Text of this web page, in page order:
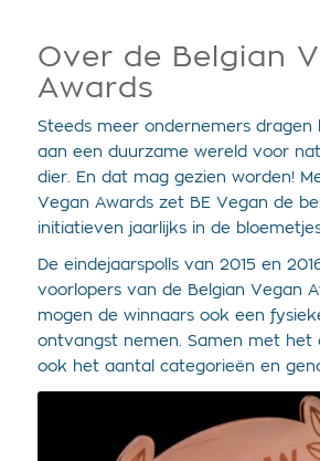
Over de Belgian
Awards
Steeds meer ondernemers dragen
aan een duurzame wereld voor
dier. En dat mag gezien worden!
Vegan Awards zet BE Vegan de
initiatieven jaarlijks in de
De eindejaarspolls van 2015 en
voorlopers van de Belgian Vegan
mogen de winnaars ook een
ontvangst nemen. Samen met het
ook het aantal categorieën en